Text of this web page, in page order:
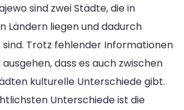
sind zwei Städte, die in
Ländern liegen und dadurch
Trotz fehlender Informationen
dass es auch zwischen
kulturelle Unterschiede gibt.
Unterschiede ist die